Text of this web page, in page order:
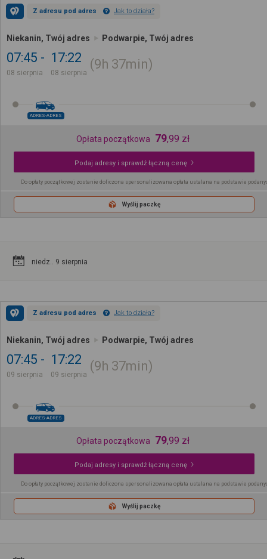
Z adresu pod adres Jak to działa?
Niekanin, Twój adres Podwarpie, Twój adres
07:45
08 sierpnia
17:22
08 sierpnia
9h 37min
ADRES-ADRES
Opłata początkowa 79,99 zł
Podaj adresy i sprawdź łączną cenę
Do opłaty początkowej zostanie doliczona spersonalizowana opłata ustalana na podstawie
Wyślij paczkę
niedz.. 9 sierpnia
Z adresu pod adres Jak to działa?
Niekanin, Twój adres Podwarpie, Twój adres
07:45
09 sierpnia
17:22
09 sierpnia
9h 37min
ADRES-ADRES
Opłata początkowa 79,99 zł
Podaj adresy i sprawdź łączną cenę
Do opłaty początkowej zostanie doliczona spersonalizowana opłata ustalana na podstawie
Wyślij paczkę